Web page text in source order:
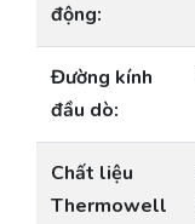
động:
Đường kính
đầu dò:
Chất liệu
Thermowell